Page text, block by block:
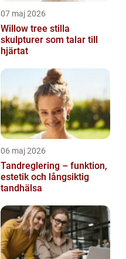
07 maj 2026
Willow tree stilla
skulpturer som talar till
hjärtat
06 maj 2026
Tandreglering – funktion,
estetik och långsiktig
tandhälsa